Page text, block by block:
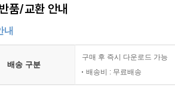
품/교환 안내
내
배송 구분
구매 후 즉시 다운로드 가능
배송비 : 무료배송